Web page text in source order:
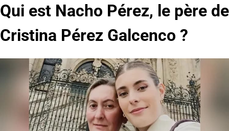
Qui est Nacho Pérez, le père de
Cristina Pérez Galcenco ?